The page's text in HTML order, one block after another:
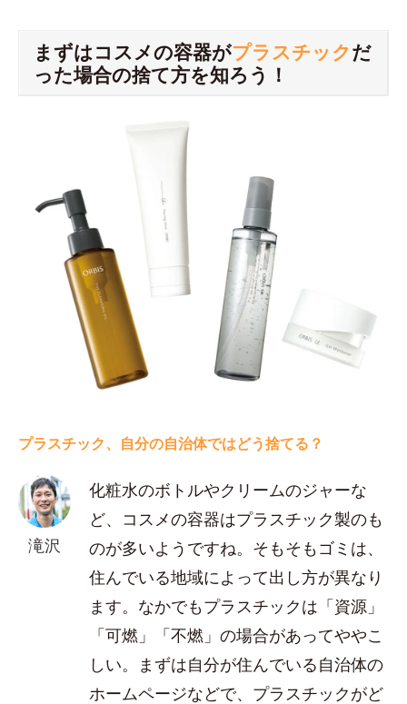
まずはコスメの容器がプラスチックだ
った場合の捨て方を知ろう！
プラスチック、自分の自治体ではどう捨てる？
滝沢
化粧水のボトルやクリームのジャーな
ど、コスメの容器はプラスチック製のも
のが多いようですね。そもそもゴミは、
住んでいる地域によって出し方が異なり
ます。なかでもプラスチックは「資源」
「可燃」「不燃」の場合があってややこ
しい。まずは自分が住んでいる自治体の
ホームページなどで、プラスチックがど